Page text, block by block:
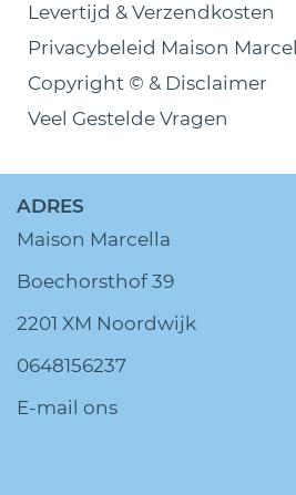
Levertijd & Verzendkosten
Privacybeleid Maison
Copyright © & Disclaimer
Veel Gestelde Vragen
ADRES
Maison Marcella
Boechorsthof 39
2201 XM Noordwijk
0648156237
E-mail ons